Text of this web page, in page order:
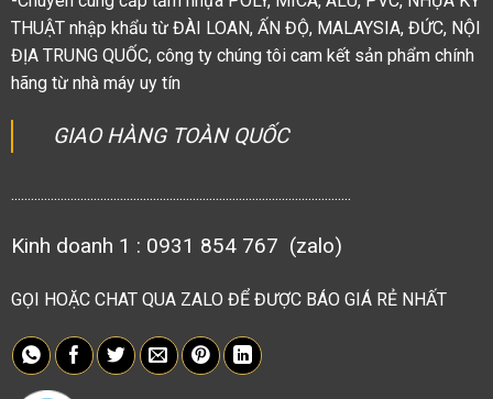
THUẬT nhập khẩu từ ĐÀI LOAN, ẤN ĐỘ, MALAYSIA, ĐỨC, NỘI
ĐỊA TRUNG QUỐC, công ty chúng tôi cam kết sản phẩm chính
hãng từ nhà máy uy tín
GIAO HÀNG TOÀN QUỐC
.......................................................................................................
Kinh doanh 1 : 0931 854 767 (zalo)
GỌI HOẶC CHAT QUA ZALO ĐỂ ĐƯỢC BÁO GIÁ RẺ NHẤT